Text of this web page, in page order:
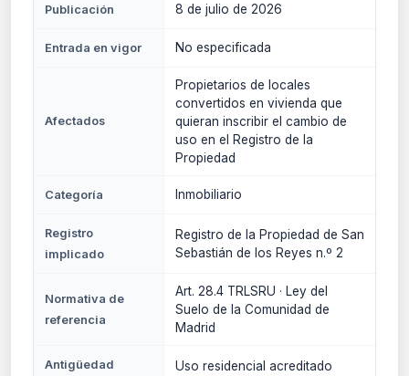
Publicación 8 de julio de 2026
Entrada en vigor No especificada
Afectados
Propietarios de locales
convertidos en vivienda que
quieran inscribir el cambio de
uso en el Registro de la
Propiedad
Categoría Inmobiliario
Registro
implicado
Registro de la Propiedad de San
Sebastián de los Reyes n.º 2
Normativa de
referencia
Art. 28.4 TRLSRU · Ley del
Suelo de la Comunidad de
Madrid
Antigüedad
Uso residencial acreditado